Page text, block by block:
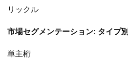
リックル
市場セグメンテーション: タイプ別
単主桁